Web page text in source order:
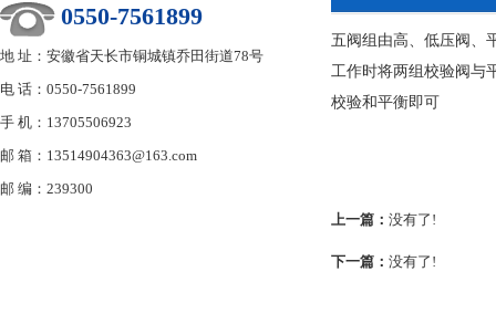
0550-7561899
地 址：安徽省天长市铜城镇乔田街道78号
电 话：0550-7561899
手 机：13705506923
邮 箱：13514904363@163.com
邮 编：239300
五阀组由高、低压阀、
工作时将两组校验阀与
校验和平衡即可
上一篇： 没有了!
下一篇： 没有了!